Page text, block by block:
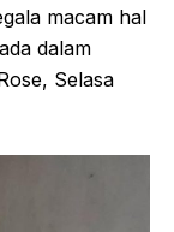
macam hal
dalam
Selasa